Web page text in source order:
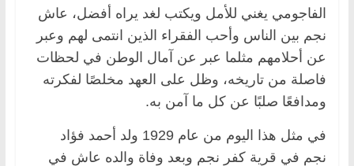
الفاجومي يغني للأمل ويكتب لغد يراه أفضل، عاش
نجم بين الناس وأحب الفقراء الذين انتمى لهم وعبر
عن أحلامهم مثلما عبر عن آمال الوطن في لحظات
فاصلة من تاريخه، وظل على العهد مخلصًا لفكرته
ومدافعًا صلبًا عن كل ما آمن به.
في مثل هذا اليوم من عام 1929 ولد أحمد فؤاد
نجم في قرية كفر نجم وبعد وفاة والده عاش في